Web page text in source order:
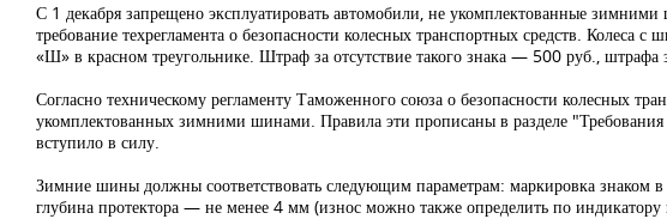
С 1 декабря запрещено эксплуатировать автомобили, не укомплектованные
требование техрегламента о безопасности колесных транспортных средств. Колеса
«Ш» в красном треугольнике. Штраф за отсутствие такого знака — 500 руб., штрафа
Согласно техническому регламенту Таможенного союза о безопасности колесных
укомплектованных зимними шинами. Правила эти прописаны в разделе
вступило в силу.
Зимние шины должны соответствовать следующим параметрам: маркировка
глубина протектора — не менее 4 мм (износ можно также определить по